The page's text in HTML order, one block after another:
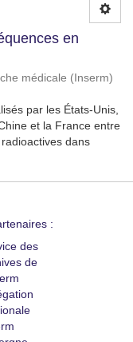
en
médicale (Inserm)
par les États-Unis,
et la France entre
dans
:
des
de